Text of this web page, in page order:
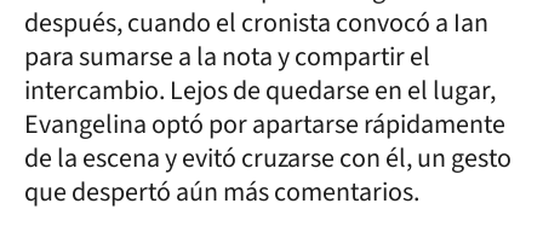
después, cuando el cronista convocó a Ian
para sumarse a la nota y compartir el
intercambio. Lejos de quedarse en el lugar,
Evangelina optó por apartarse rápidamente
de la escena y evitó cruzarse con él, un gesto
que despertó aún más comentarios.